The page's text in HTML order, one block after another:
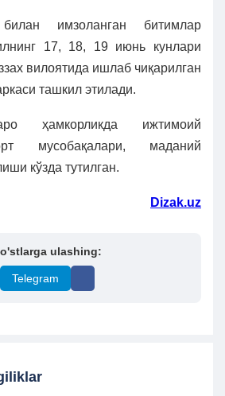
имзоланган битимлар
17, 18, 19 июнь кунлари
вилоятида ишлаб чиқарилган
ташкил этилади.
ҳамкорликда ижтимоий
мусобақалари, маданий
кўзда тутилган.
­Dizak.uz
ulashing:
Telegram